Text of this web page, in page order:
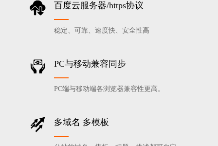
百度云服务器/https协议
稳定、可靠、速度快、安全性高
PC与移动兼容同步
PC端与移动端各浏览器兼容性更高。
多域名 多模板